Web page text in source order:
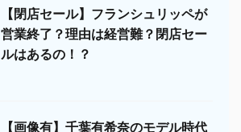
【閉店セール】フランシュリッペが
営業終了？理由は経営難？閉店セー
ルはあるの！？
【画像有】千葉有希奈のモデル時代